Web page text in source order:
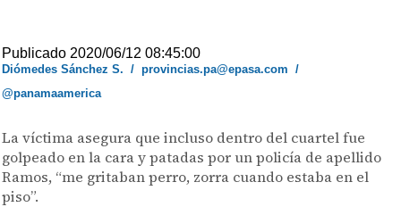
Publicado 2020/06/12 08:45:00
Diómedes Sánchez S. /provincias.pa@epasa.com /
@panamaamerica
La víctima asegura que incluso dentro del cuartel fue
golpeado en la cara y patadas por un policía de apellido
Ramos, “me gritaban perro, zorra cuando estaba en el
piso”.